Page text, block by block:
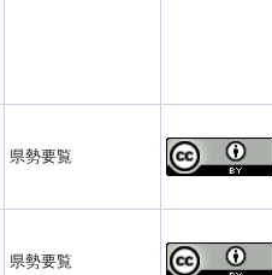
県勢要覧
県勢要覧